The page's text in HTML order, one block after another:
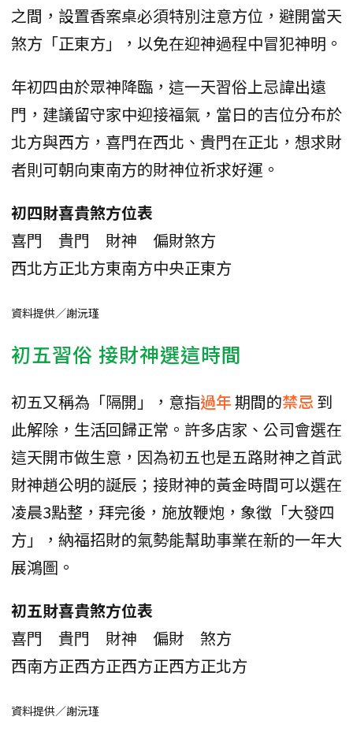
之間，設置香案桌必須特別注意方位，避開當天
煞方「正東方」，以免在迎神過程中冒犯神明。
年初四由於眾神降臨，這一天習俗上忌諱出遠
門，建議留守家中迎接福氣，當日的吉位分布於
北方與西方，喜門在西北、貴門在正北，想求財
者則可朝向東南方的財神位祈求好運。
初四財喜貴煞方位表
喜門
貴門 財神 偏財煞方
西北方正北方東南方中央正東方
資料提供／謝沅瑾
初五習俗 接財神選這時間
初五又稱為「隔開」，意指過年期間的禁忌到
此解除，生活回歸正常。許多店家、公司會選在
這天開市做生意，因為初五也是五路財神之首武
財神趙公明的誕辰；接財神的黃金時間可以選在
凌晨3點整，拜完後，施放鞭炮，象徵「大發四
方」，納福招財的氣勢能幫助事業在新的一年大
展鴻圖。
初五財喜貴煞方位表
喜門
貴門 財神 偏財
煞方
西南方正西方正西方正西方正北方
資料提供／謝沅瑾